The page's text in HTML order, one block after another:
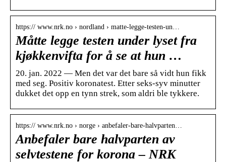
https:// www.nrk.no › nordland › matte-legge-testen-un…
Måtte legge testen under lyset fra
kjøkkenvifta for å se at hun …
20. jan. 2022 — Men det var det bare så vidt hun fikk
med seg. Positiv koronatest. Etter seks-syv minutter
dukket det opp en tynn strek, som aldri ble tykkere.
https:// www.nrk.no › norge › anbefaler-bare-halvparten…
Anbefaler bare halvparten av
selvtestene for korona – NRK